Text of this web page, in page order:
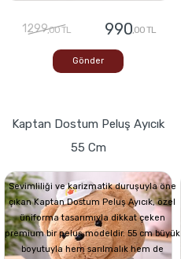
1299,00 TL 990,00 TL
Gönder
Kaptan Dostum Peluş Ayıcık
55 Cm
Sevimliliği ve karizmatik duruşuyla öne
çıkan Kaptan Dostum Peluş Ayıcık, özel
üniforma tasarımıyla dikkat çeken
premium bir peluş modeldir. 55 cm büyük
boyutuyla hem sarılmalık hem de